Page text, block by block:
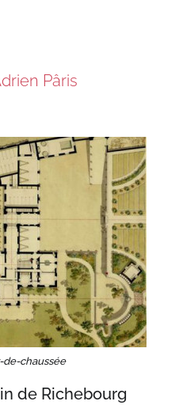
Pâris
de-chaussée
de Richebourg